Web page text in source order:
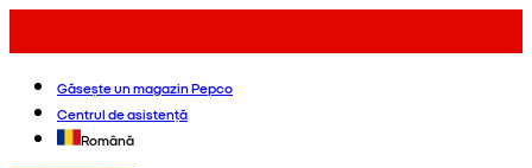
Găsește un magazin Pepco
Centrul de asistență
Română